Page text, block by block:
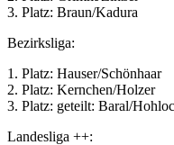
3. Platz: Braun/Kadura
Bezirksliga:
1. Platz: Hauser/Schönhaar
2. Platz: Kernchen/Holzer
3. Platz: geteilt: Baral/
Landesliga ++: